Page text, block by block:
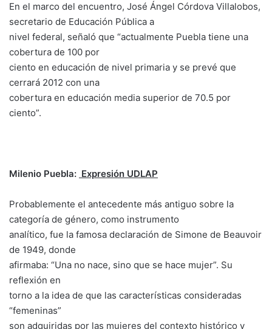
En el marco del encuentro, José Ángel Córdova Villalobos,
secretario de Educación Pública a
nivel federal, señaló que “actualmente Puebla tiene una
cobertura de 100 por
ciento en educación de nivel primaria y se prevé que
cerrará 2012 con una
cobertura en educación media superior de 70.5 por
ciento”.
Milenio Puebla: Expresión UDLAP
Probablemente el antecedente más antiguo sobre la
categoría de género, como instrumento
analítico, fue la famosa declaración de Simone de Beauvoir
de 1949, donde
afirmaba: “Una no nace, sino que se hace mujer”. Su
reflexión en
torno a la idea de que las características consideradas
“femeninas”
son adquiridas por las mujeres del contexto histórico y